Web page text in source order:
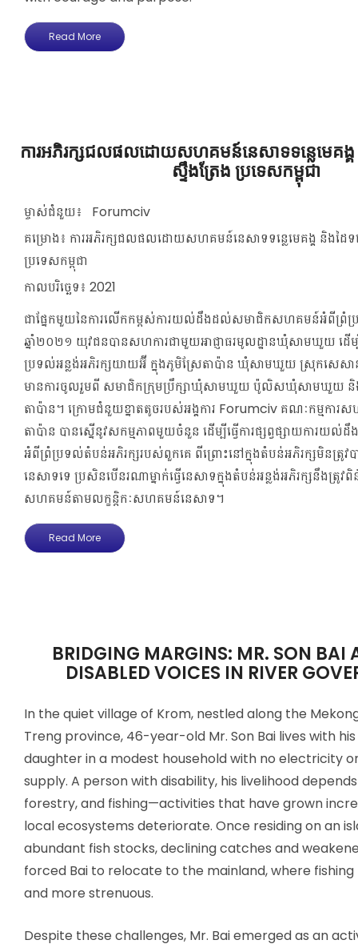
Read More
ការអភិរក្សជលផលដោយសហគមន៍នេសាទទន្លេមេគង្គ និ
ស្ទឹងត្រែង ប្រទេសកម្ពុជា
ម្ចាស់ជំនួយ៖
Forumciv
គម្រោង៖ ការអភិរក្សជលផលដោយសហគមន៍នេសាទទន្លេមេគង្គ និងដៃទន្ល
ប្រទេសកម្ពុជា
កាលបរិច្ឆេទ៖ 2021
ជាផ្នែកមួយនៃការលើកកម្ពស់ការយល់ដឹងដល់សមាជិកសហគមន៍អំពីព្រំប្
ឆ្នាំ២០២១ យុវជនបានសហការជាមួយអាជ្ញាធរមូលដ្ឋានឃុំសាមឃួយ ដើម្
ប្រទល់អន្លង់អភិរក្សយាយអ៊ី ក្នុងភូមិស្រែតាប៉ាន ឃុំសាមឃួយ ស្រុកសេសាន
មានការចូលរួមពី សមាជិក​ក្រុមប្រឹក្សា​ឃុំ​សាម​ឃួយ ប៉ូលិស​ឃុំសាមឃួយ
តាប៉ាន។ ក្រោមជំនួយខ្នាតតូចរបស់អង្គការ Forumciv គណៈកម្មការ
តាប៉ាន បានស្នើនូវសកម្មភាពមួយចំនួន ដើម្បីធ្វើការផ្សព្វផ្សាយកា
អំពីព្រំប្រទល់តំបន់អភិរក្សរបស់ពួកគេ ពីព្រោះនៅក្នុងតំបន់អភិរក្សមិនត្រូវបា
នេសាទទេ ប្រសិនបើនរណាម្នាក់ធ្វើនេសាទក្នុងតំបន់អន្លង់អភិរក្សនឹងត្
សហគមន៍​តាមលក្ខន្តិកៈសហគមន៍នេសាទ។
Read More
BRIDGING MARGINS: MR. SON BAI
DISABLED VOICES IN RIVER
In the quiet village of Krom, nestled along the
Treng province, 46-year-old Mr. Son Bai lives with
daughter in a modest household with no electricity
supply. A person with disability, his livelihood
forestry, and fishing—activities that have grown
local ecosystems deteriorate. Once residing on an
abundant fish stocks, declining catches and
forced Bai to relocate to the mainland, where
and more strenuous.
Despite these challenges, Mr. Bai emerged as an